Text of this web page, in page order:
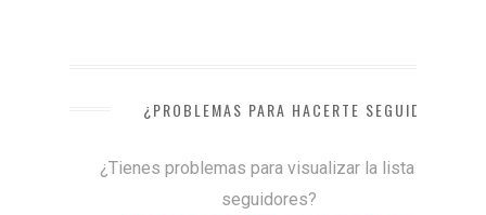
¿PROBLEMAS PARA HACERTE SEGUIDOR?
¿Tienes problemas para visualizar la lista de
seguidores?